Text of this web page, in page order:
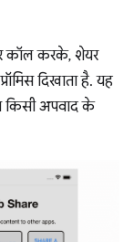
कॉल करके, शेयर
दिखाता है. यह
किसी अपवाद के